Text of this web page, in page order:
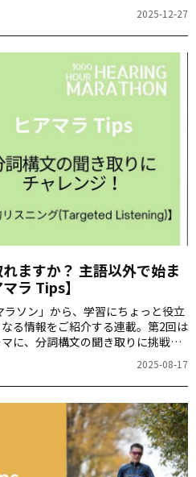
2025-12-27
ますか？ 主語以外で始ま
ラ Tips】
ソン」から、学習にちょっと役立
る情報をご紹介する連載。第2回は
に、分詞構文の聞き取りに挑戦し
リングマラソンの生音声も楽しみ
2025-08-17